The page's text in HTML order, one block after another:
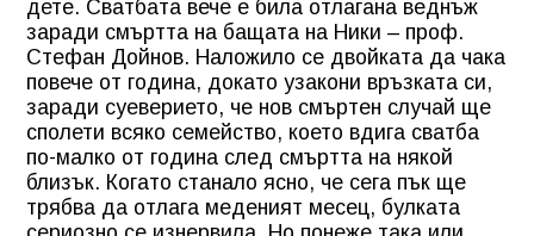
дете. Сватбата вече е била отлагана веднъж
заради смъртта на бащата на Ники – проф.
Стефан Дойнов. Наложило се двойката да чака
повече от година, докато узакони връзката си,
заради суеверието, че нов смъртен случай ще
сполети всяко семейство, което вдига сватба
по-малко от година след смъртта на някой
близък. Когато станало ясно, че сега пък ще
трябва да отлага меденият месец, булката